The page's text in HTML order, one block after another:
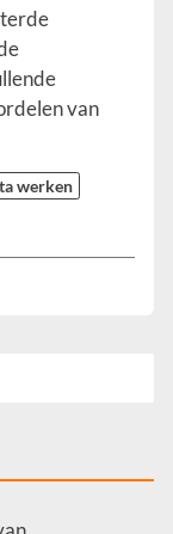
van
werken